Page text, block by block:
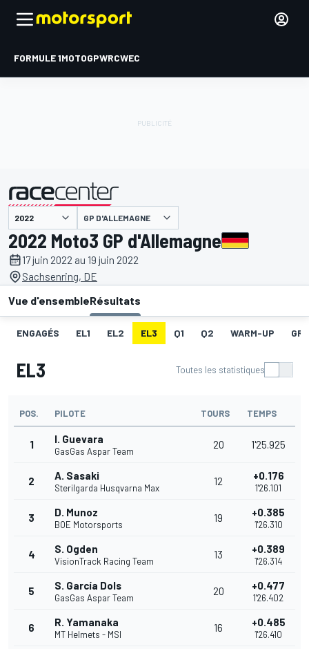
FORMULE 1MOTOGPWRCWEC
présenté par GP D'ALLEMAGNE
2022 Moto3 GP d'Allemagne
17 juin 2022 au 19 juin 2022
Sachsenring, DE
Vue d'ensembleRésultats
ENGAGÉS EL1 EL2 EL3 Q1 Q2 WARM-UP
EL3 Toutes les statistiques
POS. PILOTE TOURS TEMPS
1 I. Guevara
GasGas Aspar Team
20 1'25.925
2 A. Sasaki
Sterilgarda Husqvarna Max
12 +0.176
1'26.101
3 D. Munoz
BOE Motorsports
19 +0.385
1'26.310
4 S. Ogden
VisionTrack Racing Team
13 +0.389
1'26.314
5 S. García Dols
GasGas Aspar Team
20 +0.477
1'26.402
6 R. Yamanaka
MT Helmets - MSI
16 +0.485
1'26.410